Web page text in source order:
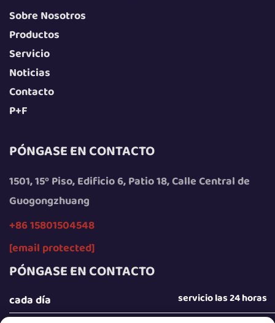
Sobre Nosotros
Productos
Servicio
Noticias
Contacto
P+F
PÓNGASE EN CONTACTO
1501, 15º Piso, Edificio 6, Patio 18, Calle Central de
Guogongzhuang
+86 15801504548
[email protected]
PÓNGASE EN CONTACTO
cada día servicio las 24 horas